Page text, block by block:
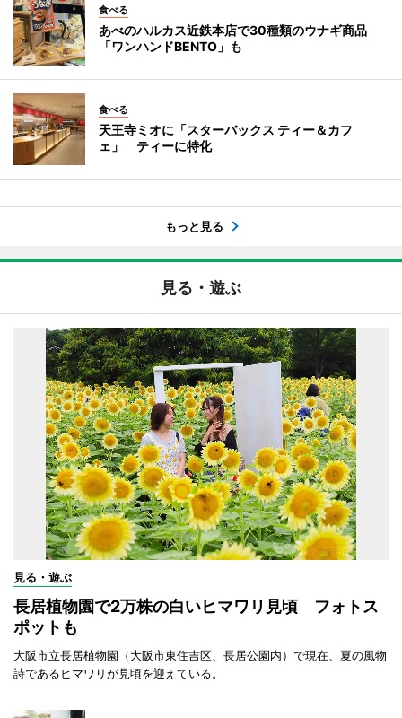
食べる
あべのハルカス近鉄本店で30種類のウナギ商品
「ワンハンドBENTO」も
食べる
天王寺ミオに「スターバックス ティー＆カフ
ェ」 ティーに特化
もっと見る
見る・遊ぶ
見る・遊ぶ
長居植物園で2万株の白いヒマワリ見頃 フォトス
ポットも
大阪市立長居植物園（大阪市東住吉区、長居公園内）で現在、夏の風物
詩であるヒマワリが見頃を迎えている。